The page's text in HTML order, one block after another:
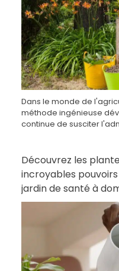
Dans le monde de
méthode ingénieuse
continue de susciter
Découvrez les
incroyables
jardin de santé à